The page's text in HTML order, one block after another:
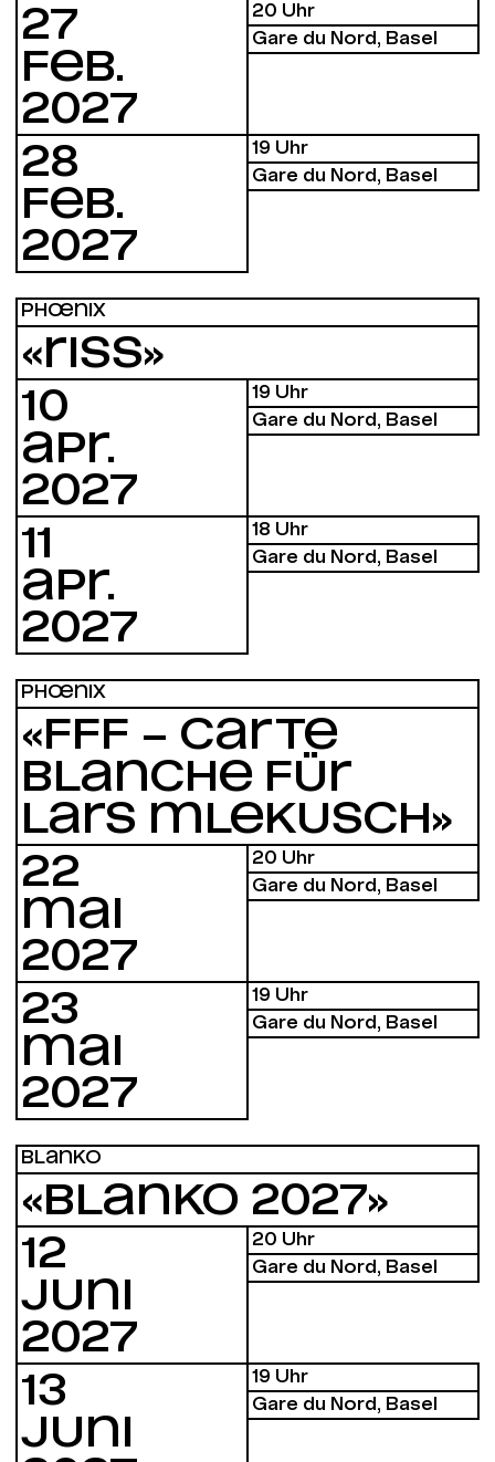
27
FEB.
2027
20 Uhr
Gare du Nord, Basel
28
FEB.
2027
19 Uhr
Gare du Nord, Basel
PHŒNIX
«RISS»
10
APR.
2027
19 Uhr
Gare du Nord, Basel
11
APR.
2027
18 Uhr
Gare du Nord, Basel
PHŒNIX
«FFF – CARTE
BLANCHE FÜR
LARS MLEKUSCH»
22
MAI
2027
20 Uhr
Gare du Nord, Basel
23
MAI
2027
19 Uhr
Gare du Nord, Basel
BLANKO
«BLANKO 2027»
12
JUNI
2027
20 Uhr
Gare du Nord, Basel
13
JUNI
19 Uhr
Gare du Nord, Basel